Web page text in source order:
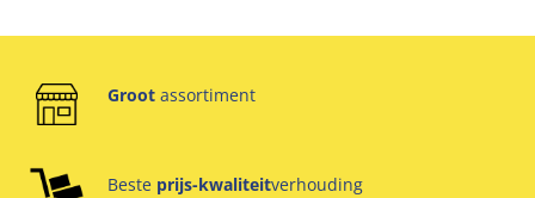
Groot assortiment
Beste prijs-kwaliteitverhouding